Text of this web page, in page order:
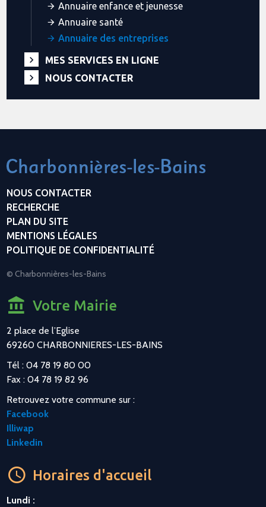
Annuaire enfance et jeunesse
Annuaire santé
Annuaire des entreprises
MES SERVICES EN LIGNE
NOUS CONTACTER
NOUS CONTACTER
RECHERCHE
PLAN DU SITE
MENTIONS LÉGALES
POLITIQUE DE CONFIDENTIALITÉ
© Charbonnières-les-Bains
Votre Mairie
2 place de l’Eglise
69260 CHARBONNIERES-LES-BAINS
Tél : 04 78 19 80 00
Fax : 04 78 19 82 96
Retrouvez votre commune sur :
Facebook
Illiwap
Linkedin
Horaires d'accueil
Lundi :